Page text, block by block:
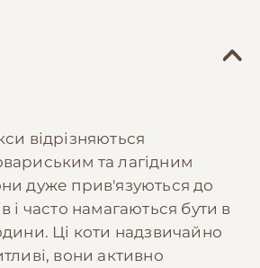
відрізняються
та лагідним
дуже прив'язуються до
і часто намагаються бути в
Ці коти надзвичайно
вони активно